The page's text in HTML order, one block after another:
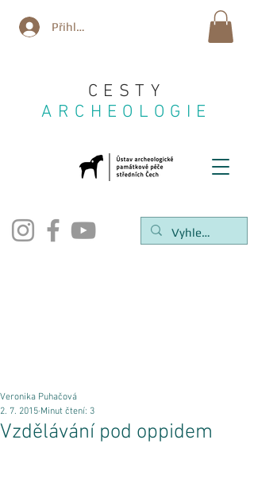
CESTY
ARCHEOLOGIE
Přihlásit se
Vzdělávání pod oppidem
Veronika Puhačová
2. 7. 2015 Minut čtení: 3